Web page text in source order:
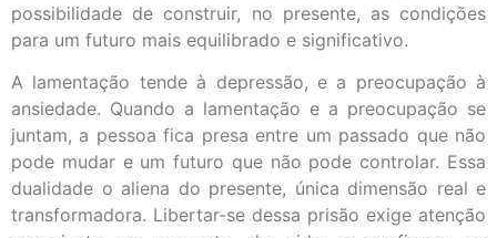
possibilidade de construir, no presente, as condições
para um futuro mais equilibrado e significativo.
A lamentação tende à depressão, e a preocupação à
ansiedade. Quando a lamentação e a preocupação se
juntam, a pessoa fica presa entre um passado que não
pode mudar e um futuro que não pode controlar. Essa
dualidade o aliena do presente, única dimensão real e
transformadora. Libertar-se dessa prisão exige atenção